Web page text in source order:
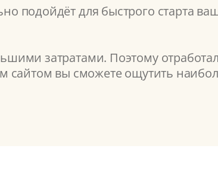
подойдёт для быстрого старта
затратами. Поэтому
сайтом вы сможете ощутить